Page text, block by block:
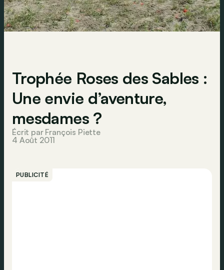
Trophée Roses des Sables :
Une envie d’aventure,
mesdames ?
Écrit par François Piette
4 Août 2011
PUBLICITÉ